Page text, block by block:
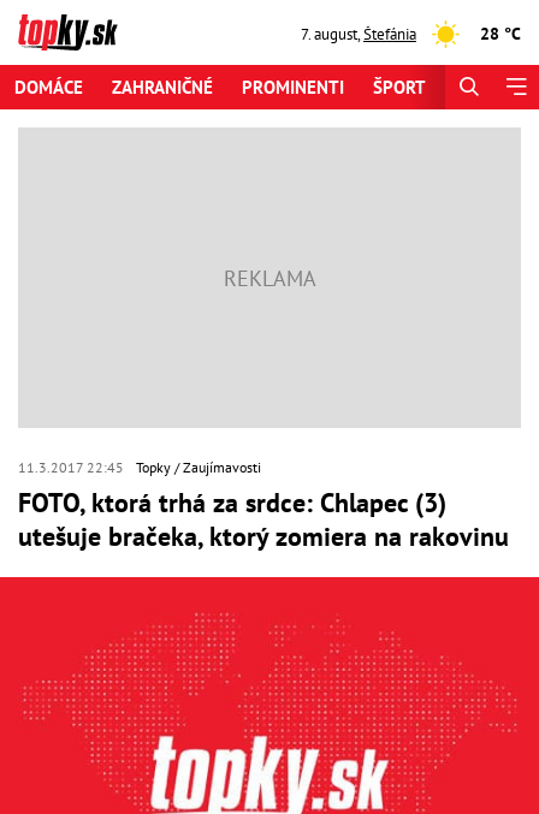
7. august,Štefánia 28 °C
DOMÁCE ZAHRANIČNÉ PROMINENTI ŠPORT
11.3.2017 22:45 Topky Zaujímavosti
FOTO, ktorá trhá za srdce: Chlapec (3)
utešuje bračeka, ktorý zomiera na rakovinu